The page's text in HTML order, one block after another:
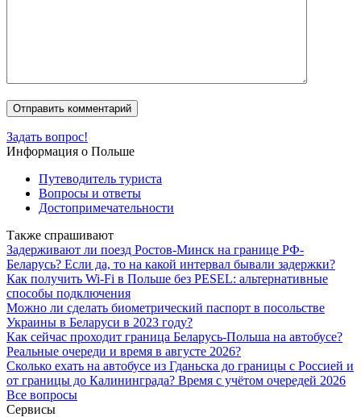
Задать вопрос!
Информация о Польше
Путеводитель туриста
Вопросы и ответы
Достопримечательности
Также спрашивают
Задерживают ли поезд Ростов-Минск на границе РФ-
Беларусь? Если да, то на какой интервал бывали задержки?
Как получить Wi-Fi в Польше без PESEL: альтернативные
способы подключения
Можно ли сделать биометрический паспорт в посольстве
Украины в Беларуси в 2023 году?
Как сейчас проходит граница Беларусь-Польша на автобусе?
Реальные очереди и время в августе 2026?
Сколько ехать на автобусе из Гданьска до границы с Россией и
от границы до Калининграда? Время с учётом очередей 2026
Все вопросы
Сервисы